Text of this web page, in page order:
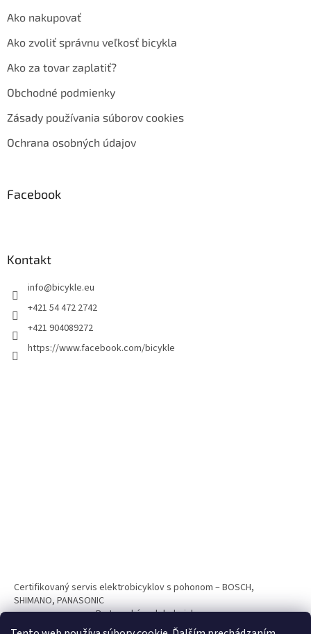
Ako nakupovať
Ako zvoliť správnu veľkosť bicykla
Ako za tovar zaplatiť?
Obchodné podmienky
Zásady používania súborov cookies
Ochrana osobných údajov
Facebook
Kontakt
info@bicykle.eu
+421 54 472 2742
+421 904089272
https://www.facebook.com/bicykle
Certifikovaný servis elektrobicyklov s pohonom – BOSCH,
SHIMANO, PANASONIC
Partnerský web hokejshop.eu